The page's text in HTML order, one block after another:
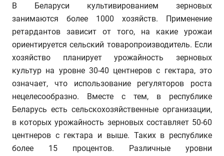
В Беларуси культивированием зерновых
занимаются более 1000 хозяйств. Применение
ретардантов зависит от того, на какие урожаи
ориентируется сельский товаропроизводитель. Если
хозяйство планирует урожайность зерновых
культур на уровне 30-40 центнеров с гектара, это
означает, что использование регуляторов роста
нецелесообразно. Вместе с тем, в республике
Беларусь есть сельскохозяйственные организации,
в которых урожайность зерновых составляет 50-60
центнеров с гектара и выше. Таких в республике
более 15 процентов. Различные уровни